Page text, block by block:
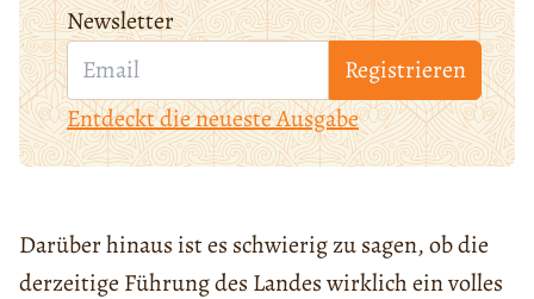
Newsletter
Registrieren
Entdeckt die neueste Ausgabe
Darüber hinaus ist es schwierig zu sagen, ob die
derzeitige Führung des Landes wirklich ein volles